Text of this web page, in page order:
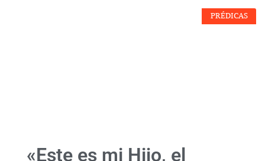
PRÉDICAS
«Este es mi Hijo, el